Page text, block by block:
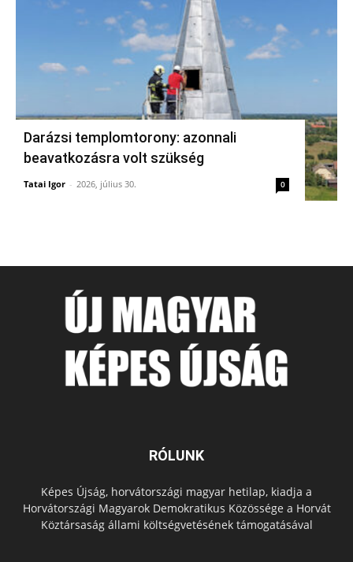
Darázsi templomtorony: azonnali
beavatkozásra volt szükség
Tatai Igor - 2026, július 30. 0
RÓLUNK
Képes Újság, horvátországi magyar hetilap, kiadja a
Horvátországi Magyarok Demokratikus Közössége a Horvát
Köztársaság állami költségvetésének támogatásával